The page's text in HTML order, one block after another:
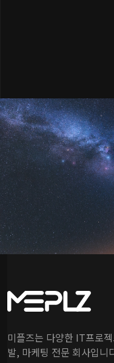
미플즈는 다양한 IT프로
발, 마케팅 전문 회사입니